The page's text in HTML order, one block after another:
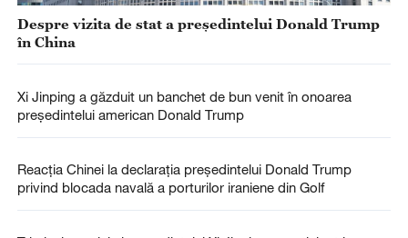
Despre vizita de stat a președintelui Donald Trump
în China
Xi Jinping a găzduit un banchet de bun venit în onoarea
președintelui american Donald Trump
Reacția Chinei la declarația președintelui Donald Trump
privind blocada navală a porturilor iraniene din Golf